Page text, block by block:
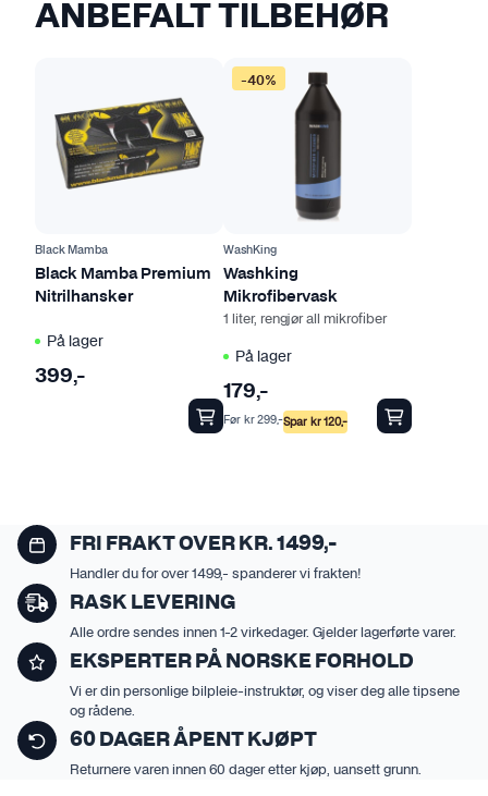
ANBEFALT TILBEHØR
Black Mamba
Black Mamba Premium
Nitrilhansker
På lager
399,-
o
d
u
e
l
e
r
e
v
a
i
a
-40%
WashKing
Washking
Mikrofibervask
1 liter, rengjør all mikrofiber
På lager
179,-
Spar kr120,-
Før kr299,-
FRI FRAKT OVER KR. 1499,-
Handler du for over 1499,- spanderer vi frakten!
RASK LEVERING
Alle ordre sendes innen 1-2 virkedager. Gjelder lagerførte varer.
EKSPERTER PÅ NORSKE FORHOLD
Vi er din personlige bilpleie-instruktør, og viser deg alle tipsene
og rådene.
60 DAGER ÅPENT KJØPT
Returnere varen innen 60 dager etter kjøp, uansett grunn.